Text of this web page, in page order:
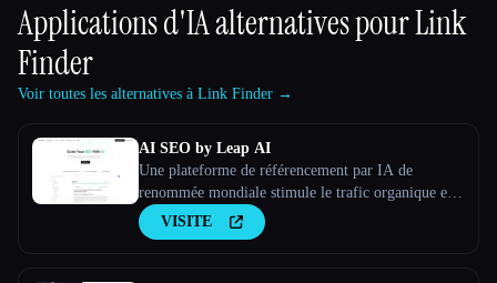
Applications d'IA alternatives pourLink
Finder
Voir toutes les alternatives à Link Finder →
AI SEO by Leap AI
Une plateforme de référencement par IA de
renommée mondiale stimule le trafic organique et
reflète la voix de ta marque. Garantit un contenu
sécurisé et de haute qualité répondant à tous tes
VISITE